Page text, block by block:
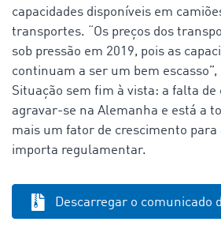
capacidades disponíveis em
transportes. “Os preços dos
sob pressão em 2019, pois as
continuam a ser um bem escasso”,
Situação sem fim à vista: a falta de
agravar-se na Alemanha e está a
mais um fator de crescimento para
importa regulamentar.
Descarregar o comunicado